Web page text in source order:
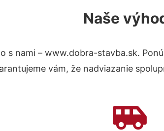
Naše
s nami – www.dobra-stavba.sk.
vám, že nadviazanie